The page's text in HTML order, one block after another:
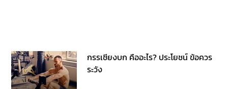
กรรเชียงบก คืออะไร? ประโยชน์ ข้อควร
ระวัง